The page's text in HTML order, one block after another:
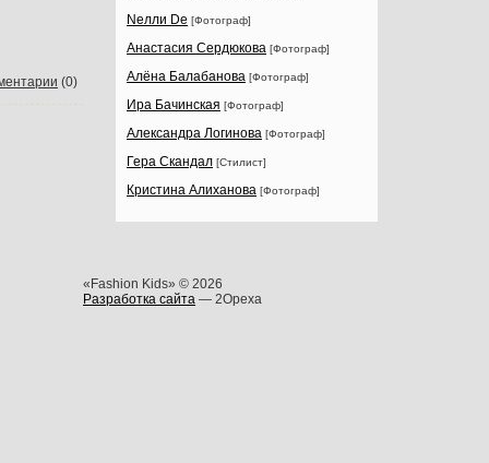
(0)
Nелли Dе [Фотограф]
Анастасия Сердюкова [Фотограф]
Алёна Балабанова [Фотограф]
Ира Бачинская [Фотограф]
Александра Логинова [Фотограф]
Гера Скандал [Стилист]
Кристина Алиханова [Фотограф]
«Fashion Kids» © 2026
Разработка сайта — 2Opexa